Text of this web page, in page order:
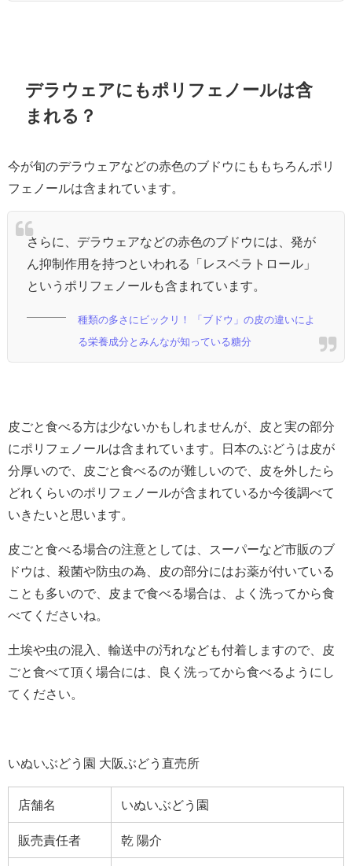
デラウェアにもポリフェノールは含
まれる？
今が旬のデラウェアなどの赤色のブドウにももちろんポリ
フェノールは含まれています。
さらに、デラウェアなどの赤色のブドウには、発が
ん抑制作用を持つといわれる「レスベラトロール」
というポリフェノールも含まれています。
種類の多さにビックリ！ 「ブドウ」の皮の違いによ
る栄養成分とみんなが知っている糖分
皮ごと食べる方は少ないかもしれませんが、皮と実の部分
にポリフェノールは含まれています。日本のぶどうは皮が
分厚いので、皮ごと食べるのが難しいので、皮を外したら
どれくらいのポリフェノールが含まれているか今後調べて
いきたいと思います。
皮ごと食べる場合の注意としては、スーパーなど市販のブ
ドウは、殺菌や防虫の為、皮の部分にはお薬が付いている
ことも多いので、皮まで食べる場合は、よく洗ってから食
べてくださいね。
土埃や虫の混入、輸送中の汚れなども付着しますので、皮
ごと食べて頂く場合には、良く洗ってから食べるようにし
てください。
いぬいぶどう園 大阪ぶどう直売所
店舗名 いぬいぶどう園
販売責任者 乾 陽介